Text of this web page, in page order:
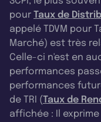
pour Taux de
appelé TDVM pour
Marché) est très
Celle-ci n'est en
performances
performances
de TRI (Taux de
affichée : Il